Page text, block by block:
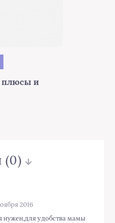
плюсы и
(0)
2016
нужен,для удобства мамы